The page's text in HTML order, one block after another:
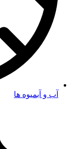
آب و آبمیوه ها